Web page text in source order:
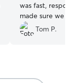
was fast,
made sure we
with her before
Sunny. Nathalya provided regular photos
much Nathalya!
Tom P.